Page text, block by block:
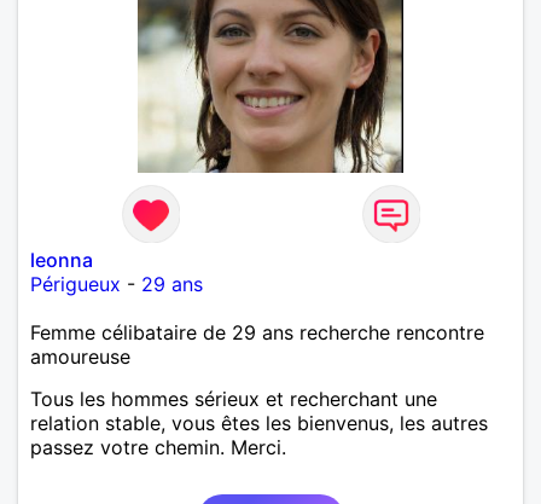
leonna
Périgueux - 29 ans
Femme célibataire de 29 ans recherche rencontre
amoureuse
Tous les hommes sérieux et recherchant une
relation stable, vous êtes les bienvenus, les autres
passez votre chemin. Merci.